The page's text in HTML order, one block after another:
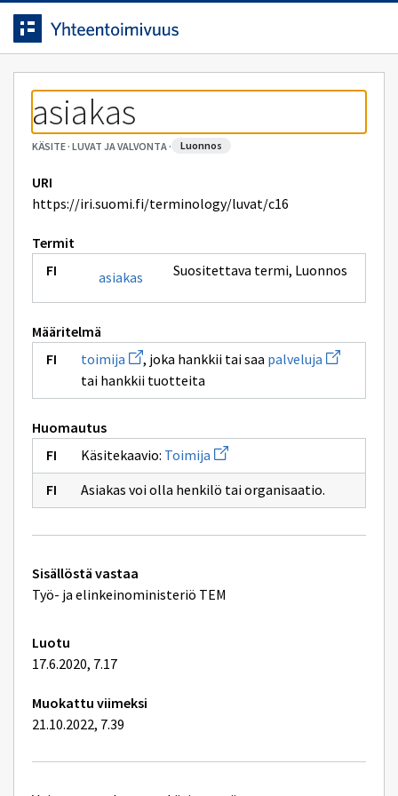
Siirrytty
sivulle
Siirry suoraan sisältöön.
asiakas
KÄSITE· LUVAT JA VALVONTA· luonnos
URI
https://iri.suomi.fi/terminology/luvat/c16
Termit
asiakas
Suositettava termi, Luonnos
Määritelmä
toimija Avaa
uuden
ikkunan
sivulle
, joka hankkii tai saa palveluja Avaa
uuden
sivulle
tai hankkii tuotteita
Huomautus
Käsitekaavio: Toimija Avaa
uuden
ikkunan
sivulle
Toimija
Asiakas voi olla henkilö tai organisaatio.
Tekniset
lisätiedot
Sisällöstä vastaa
Työ- ja elinkeinoministeriö TEM
Luotu
17.6.2020, 7.17
Muokattu viimeksi
21.10.2022, 7.39